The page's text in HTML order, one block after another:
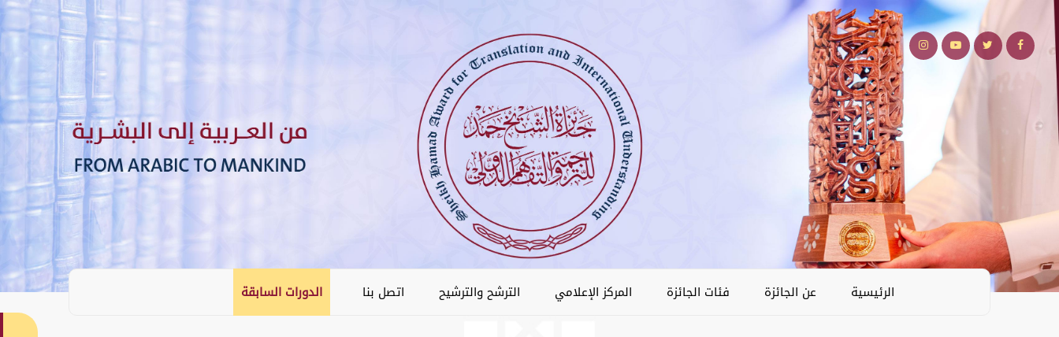
الرئيسية عن الجائزة فئات الجائزة المركز الإعلامي الترشح والترشيح اتصل بنا الدورات السابقة